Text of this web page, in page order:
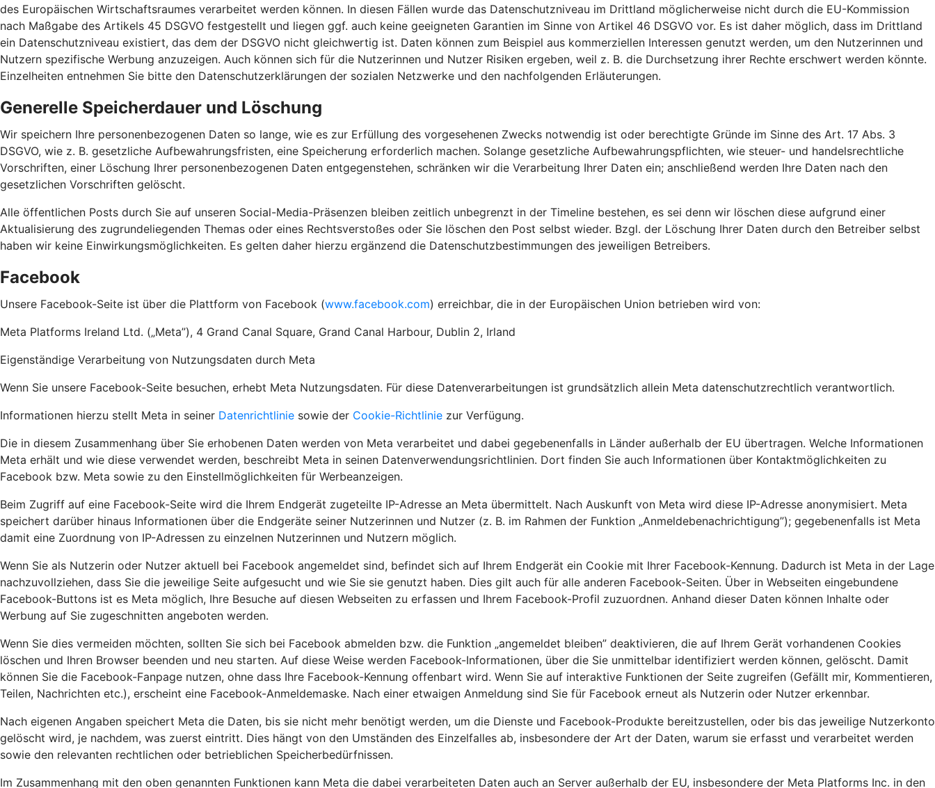
des Europäischen Wirtschaftsraumes verarbeitet werden können. In diesen Fällen wurde das Datenschutzniveau im Drittland möglicherweise nicht durch die EU-Kommission
nach Maßgabe des Artikels 45 DSGVO festgestellt und liegen ggf. auch keine geeigneten Garantien im Sinne von Artikel 46 DSGVO vor. Es ist daher möglich, dass im Drittland
ein Datenschutzniveau existiert, das dem der DSGVO nicht gleichwertig ist. Daten können zum Beispiel aus kommerziellen Interessen genutzt werden, um den Nutzerinnen und
Nutzern spezifische Werbung anzuzeigen. Auch können sich für die Nutzerinnen und Nutzer Risiken ergeben, weil z. B. die Durchsetzung ihrer Rechte erschwert werden könnte.
Einzelheiten entnehmen Sie bitte den Datenschutzerklärungen der sozialen Netzwerke und den nachfolgenden Erläuterungen.
Generelle Speicherdauer und Löschung
Wir speichern Ihre personenbezogenen Daten so lange, wie es zur Erfüllung des vorgesehenen Zwecks notwendig ist oder berechtigte Gründe im Sinne des Art. 17 Abs. 3
DSGVO, wie z. B. gesetzliche Aufbewahrungsfristen, eine Speicherung erforderlich machen. Solange gesetzliche Aufbewahrungspflichten, wie steuer- und handelsrechtliche
Vorschriften, einer Löschung Ihrer personenbezogenen Daten entgegenstehen, schränken wir die Verarbeitung Ihrer Daten ein; anschließend werden Ihre Daten nach den
gesetzlichen Vorschriften gelöscht.
Alle öffentlichen Posts durch Sie auf unseren Social-Media-Präsenzen bleiben zeitlich unbegrenzt in der Timeline bestehen, es sei denn wir löschen diese aufgrund einer
Aktualisierung des zugrundeliegenden Themas oder eines Rechtsverstoßes oder Sie löschen den Post selbst wieder. Bzgl. der Löschung Ihrer Daten durch den Betreiber selbst
haben wir keine Einwirkungsmöglichkeiten. Es gelten daher hierzu ergänzend die Datenschutzbestimmungen des jeweiligen Betreibers.
Facebook
Unsere Facebook-Seite ist über die Plattform von Facebook (www.facebook.com) erreichbar, die in der Europäischen Union betrieben wird von:
Meta Platforms Ireland Ltd. („Meta”), 4 Grand Canal Square, Grand Canal Harbour, Dublin 2, Irland
Eigenständige Verarbeitung von Nutzungsdaten durch Meta
Wenn Sie unsere Facebook-Seite besuchen, erhebt Meta Nutzungsdaten. Für diese Datenverarbeitungen ist grundsätzlich allein Meta datenschutzrechtlich verantwortlich.
Informationen hierzu stellt Meta in seiner Datenrichtlinie sowie der Cookie-Richtlinie zur Verfügung.
Die in diesem Zusammenhang über Sie erhobenen Daten werden von Meta verarbeitet und dabei gegebenenfalls in Länder außerhalb der EU übertragen. Welche Informationen
Meta erhält und wie diese verwendet werden, beschreibt Meta in seinen Datenverwendungsrichtlinien. Dort finden Sie auch Informationen über Kontaktmöglichkeiten zu
Facebook bzw. Meta sowie zu den Einstellmöglichkeiten für Werbeanzeigen.
Beim Zugriff auf eine Facebook-Seite wird die Ihrem Endgerät zugeteilte IP-Adresse an Meta übermittelt. Nach Auskunft von Meta wird diese IP-Adresse anonymisiert. Meta
speichert darüber hinaus Informationen über die Endgeräte seiner Nutzerinnen und Nutzer (z. B. im Rahmen der Funktion „Anmeldebenachrichtigung”); gegebenenfalls ist Meta
damit eine Zuordnung von IP-Adressen zu einzelnen Nutzerinnen und Nutzern möglich.
Wenn Sie als Nutzerin oder Nutzer aktuell bei Facebook angemeldet sind, befindet sich auf Ihrem Endgerät ein Cookie mit Ihrer Facebook-Kennung. Dadurch ist Meta in der Lage
nachzuvollziehen, dass Sie die jeweilige Seite aufgesucht und wie Sie sie genutzt haben. Dies gilt auch für alle anderen Facebook-Seiten. Über in Webseiten eingebundene
Facebook-Buttons ist es Meta möglich, Ihre Besuche auf diesen Webseiten zu erfassen und Ihrem Facebook-Profil zuzuordnen. Anhand dieser Daten können Inhalte oder
Werbung auf Sie zugeschnitten angeboten werden.
Wenn Sie dies vermeiden möchten, sollten Sie sich bei Facebook abmelden bzw. die Funktion „angemeldet bleiben” deaktivieren, die auf Ihrem Gerät vorhandenen Cookies
löschen und Ihren Browser beenden und neu starten. Auf diese Weise werden Facebook-Informationen, über die Sie unmittelbar identifiziert werden können, gelöscht. Damit
können Sie die Facebook-Fanpage nutzen, ohne dass Ihre Facebook-Kennung offenbart wird. Wenn Sie auf interaktive Funktionen der Seite zugreifen (Gefällt mir, Kommentieren,
Teilen, Nachrichten etc.), erscheint eine Facebook-Anmeldemaske. Nach einer etwaigen Anmeldung sind Sie für Facebook erneut als Nutzerin oder Nutzer erkennbar.
Nach eigenen Angaben speichert Meta die Daten, bis sie nicht mehr benötigt werden, um die Dienste und Facebook-Produkte bereitzustellen, oder bis das jeweilige Nutzerkonto
gelöscht wird, je nachdem, was zuerst eintritt. Dies hängt von den Umständen des Einzelfalles ab, insbesondere der Art der Daten, warum sie erfasst und verarbeitet werden
sowie den relevanten rechtlichen oder betrieblichen Speicherbedürfnissen.
Im Zusammenhang mit den oben genannten Funktionen kann Meta die dabei verarbeiteten Daten auch an Server außerhalb der EU, insbesondere der Meta Platforms Inc. in den